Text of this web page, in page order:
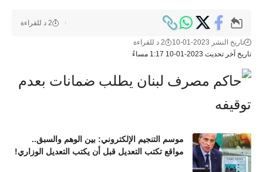
تاريخ آخر تحديث 2023-01-10 1:17 مساءً
تاريخ النشر 2023-01-10 2 د للقراءة
2 د للقراءة
موسم التنجيم الإلكتروني: بين الوهم والسبق..
مواقع تكتب التعديل قبل أن يكتب التعديل الوزاري!